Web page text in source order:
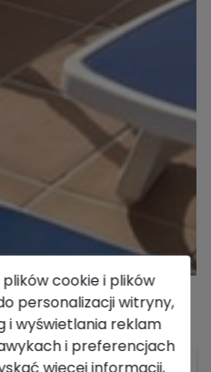
cookie i plików
personalizacji witryny,
i wyświetlania reklam
i preferencjach
więcej informacji,